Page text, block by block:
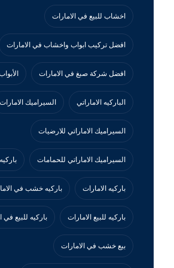
اخشاب للبيع في الامارات
افضل تركيب ابواب واخشاب في الامارات
افضل شركة صبغ في الامارات
الباركيه الاماراتي السيراميك الامارات
السيراميك الاماراتي للارضيات
السيراميك الاماراتي للحمامات باركيه pvc الامارات
باركيه الامارات باركيه خشب في
باركيه للبيع الامارات باركيه للبيع في
بيع خشب في الامارات